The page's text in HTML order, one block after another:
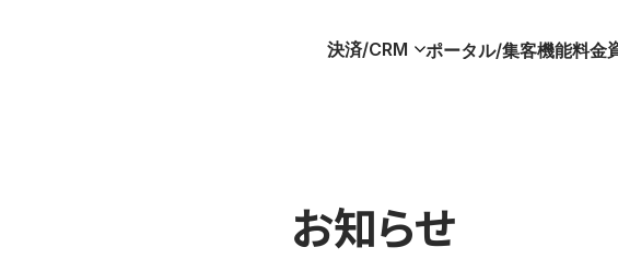
決済/CRM ポータル/集客機能料金
お知らせ